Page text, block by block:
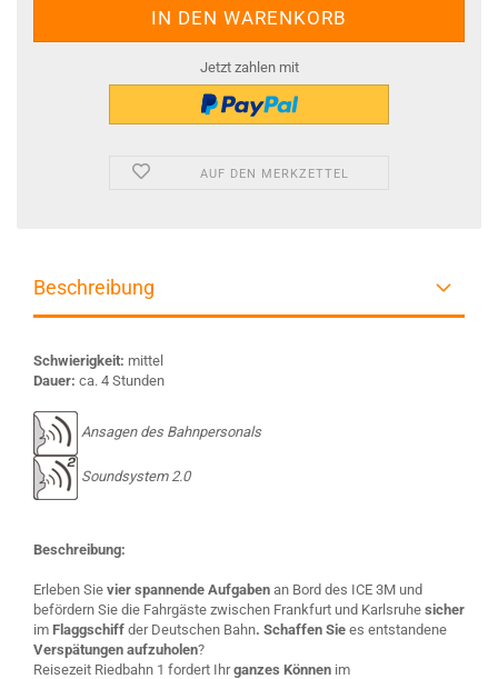
Jetzt zahlen mit
AUF DEN MERKZETTEL
Beschreibung
Schwierigkeit: mittel
Dauer: ca. 4 Stunden
Ansagen des Bahnpersonals
Soundsystem 2.0
Beschreibung:
Erleben Sie vier spannende Aufgaben an Bord des ICE 3M und
befördern Sie die Fahrgäste zwischen Frankfurt und Karlsruhe sicher
im Flaggschiff der Deutschen Bahn. Schaffen Sie es entstandene
Verspätungen aufzuholen?
Reisezeit Riedbahn 1 fordert Ihrganzes Können im